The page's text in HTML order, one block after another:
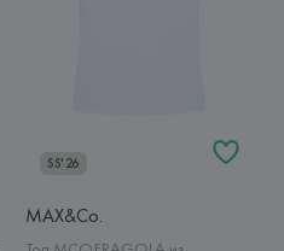
SS'26
MAX&Co.